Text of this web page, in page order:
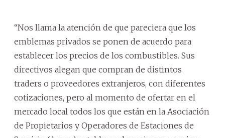
“Nos llama la atención de que pareciera que los
emblemas privados se ponen de acuerdo para
establecer los precios de los combustibles. Sus
directivos alegan que compran de distintos
traders o proveedores extranjeros, con diferentes
cotizaciones, pero al momento de ofertar en el
mercado local todos los que están en la Asociación
de Propietarios y Operadores de Estaciones de